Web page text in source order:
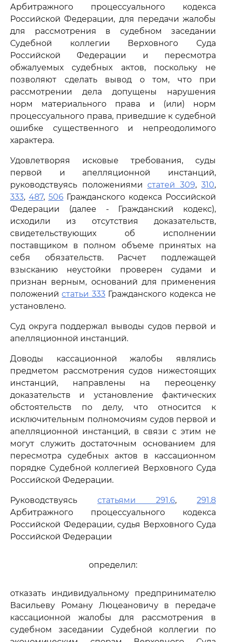
Арбитражного процессуального кодекса
Российской Федерации, для передачи жалобы
для рассмотрения в судебном заседании
Судебной коллегии Верховного Суда
Российской Федерации и пересмотра
обжалуемых судебных актов, поскольку не
позволяют сделать вывод о том, что при
рассмотрении дела допущены нарушения
норм материального права и (или) норм
процессуального права, приведшие к судебной
ошибке существенного и непреодолимого
характера.
Удовлетворяя исковые требования, суды
первой и апелляционной инстанций,
руководствуясь положениями статей 309, 310,
333, 487, 506Гражданского кодекса Российской
Федерации (далее - Гражданский кодекс),
исходили из отсутствия доказательств,
свидетельствующих об исполнении
поставщиком в полном объеме принятых на
себя обязательств. Расчет подлежащей
взысканию неустойки проверен судами и
признан верным, оснований для применения
положенийстатьи 333Гражданского кодекса не
установлено.
Суд округа поддержал выводы судов первой и
апелляционной инстанций.
Доводы кассационной жалобы являлись
предметом рассмотрения судов нижестоящих
инстанций, направлены на переоценку
доказательств и установление фактических
обстоятельств по делу, что относится к
исключительным полномочиям судов первой и
апелляционной инстанций, в связи с этим не
могут служить достаточным основанием для
пересмотра судебных актов в кассационном
порядке Судебной коллегией Верховного Суда
Российской Федерации.
Руководствуясь статьями 291.6, 291.8
Арбитражного процессуального кодекса
Российской Федерации, судья Верховного Суда
Российской Федерации
определил:
отказать индивидуальному предпринимателю
Васильеву Роману Люцеановичу в передаче
кассационной жалобы для рассмотрения в
судебном заседании Судебной коллегии по